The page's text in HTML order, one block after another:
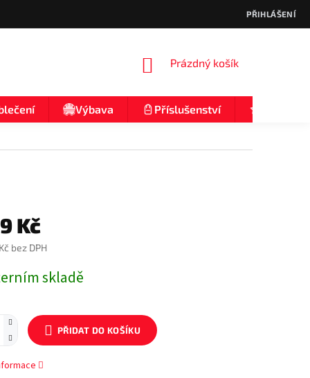
PŘIHLÁŠENÍ
NÁKUPNÍ
Prázdný košík
Výbava Příslušenství
Kč
bez DPH
skladě
PŘIDAT DO KOŠÍKU